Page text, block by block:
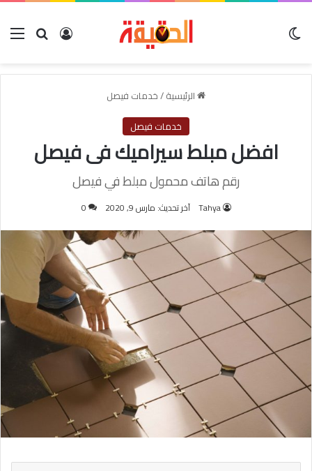
بحث عنتسجيل
الرئيسية/خدمات فيصل
خدمات فيصل
افضل مبلط سيراميك فى فيصل
رقم هاتف محمول مبلط في فيصل
Tahya آخر تحديث: مارس 9, 2020 0